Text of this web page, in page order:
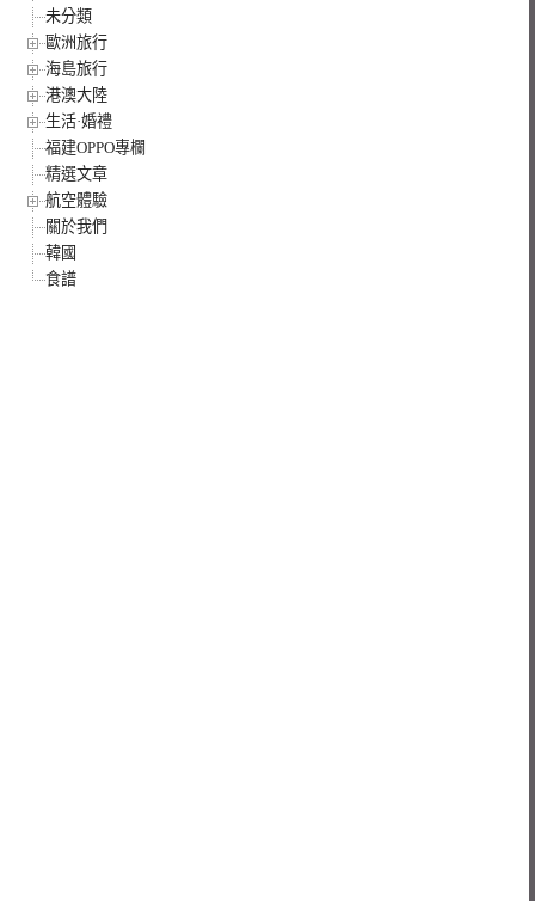
未分類
歐洲旅行
海島旅行
港澳大陸
生活·婚禮
福建OPPO專欄
精選文章
航空體驗
關於我們
韓國
食譜